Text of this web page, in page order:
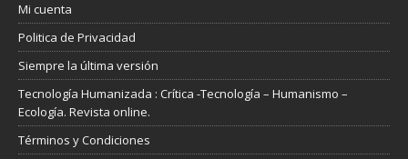
Mi cuenta
Politica de Privacidad
Siempre la última versión
Tecnología Humanizada : Crítica -Tecnología – Humanismo –
Ecología. Revista online.
Términos y Condiciones